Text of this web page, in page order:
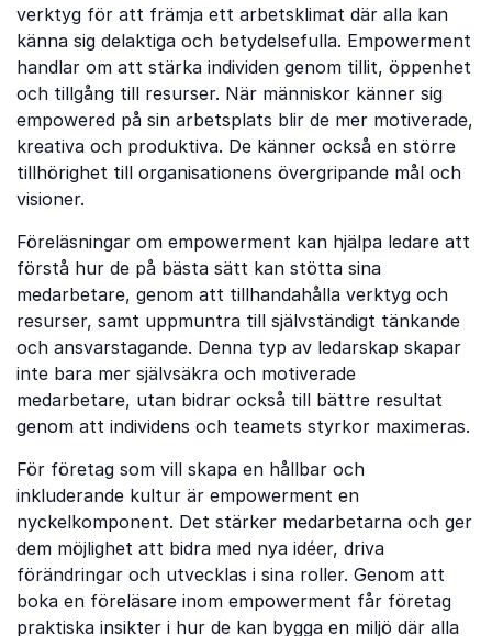
verktyg för att främja ett arbetsklimat där alla kan
känna sig delaktiga och betydelsefulla. Empowerment
handlar om att stärka individen genom tillit, öppenhet
och tillgång till resurser. När människor känner sig
empowered på sin arbetsplats blir de mer motiverade,
kreativa och produktiva. De känner också en större
tillhörighet till organisationens övergripande mål och
visioner.
Föreläsningar om empowerment kan hjälpa ledare att
förstå hur de på bästa sätt kan stötta sina
medarbetare, genom att tillhandahålla verktyg och
resurser, samt uppmuntra till självständigt tänkande
och ansvarstagande. Denna typ av ledarskap skapar
inte bara mer självsäkra och motiverade
medarbetare, utan bidrar också till bättre resultat
genom att individens och teamets styrkor maximeras.
För företag som vill skapa en hållbar och
inkluderande kultur är empowerment en
nyckelkomponent. Det stärker medarbetarna och ger
dem möjlighet att bidra med nya idéer, driva
förändringar och utvecklas i sina roller. Genom att
boka en föreläsare inom empowerment får företag
praktiska insikter i hur de kan bygga en miljö där alla